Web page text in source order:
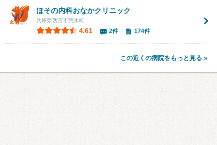
ほその内科おなかクリニック
兵庫県西宮市荒木町
4.61 2件 174件
この近くの病院をもっと見る »